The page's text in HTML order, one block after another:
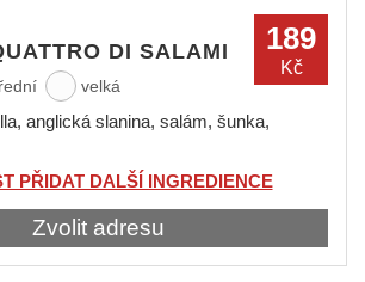
189
Kč
DI SALAMI
velká
anglická slanina, salám, šunka,
PŘIDAT DALŠÍ INGREDIENCE
Zvolit adresu